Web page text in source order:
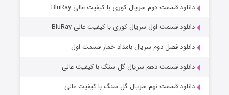
مردگان متحرک: شهر مرده ۳
قسمت۲ (زیرنویس) منتشر شد
دانلود قسمت دوم سریال کوری با کیفیت عالی BluRay
دانلود قسمت اول سریال کوری با کیفیت عالی BluRay
دانلود فصل دوم سریال بامداد خمار قسمت اول
دانلود قسمت دهم سریال گل سنگ با کیفیت عالی
دانلود قسمت نهم سریال گل سنگ با کیفیت عالی